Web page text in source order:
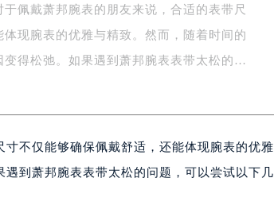
（需提前预约）
（需提前预约）
2209室（需提前预约）
A1座办公楼14层07室（需提前预约）
1508室（需提前预约）
室（需提前预约）
于佩戴萧邦腕表的朋友来说，合适的表带尺
现腕表的优雅与精致。然而，随着时间的
得松弛。如果遇到萧邦腕表表带太松的
不仅能够确保佩戴舒适，还能体现腕表的优雅
到萧邦腕表表带太松的问题，可以尝试以下几